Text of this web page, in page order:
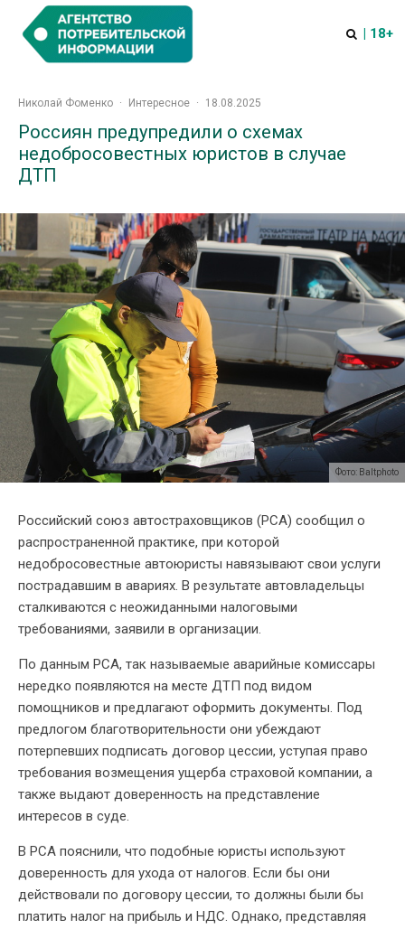
| 18+
Николай Фоменко · Интересное · 18.08.2025
Россиян предупредили о схемах
недобросовестных юристов в случае
ДТП
Фото: Baltphoto
Российский союз автостраховщиков (РСА) сообщил о
распространенной практике, при которой
недобросовестные автоюристы навязывают свои услуги
пострадавшим в авариях. В результате автовладельцы
сталкиваются с неожиданными налоговыми
требованиями, заявили в организации.
По данным РСА, так называемые аварийные комиссары
нередко появляются на месте ДТП под видом
помощников и предлагают оформить документы. Под
предлогом благотворительности они убеждают
потерпевших подписать договор цессии, уступая право
требования возмещения ущерба страховой компании, а
также выдают доверенность на представление
интересов в суде.
В РСА пояснили, что подобные юристы используют
доверенность для ухода от налогов. Если бы они
действовали по договору цессии, то должны были бы
платить налог на прибыль и НДС. Однако, представляя